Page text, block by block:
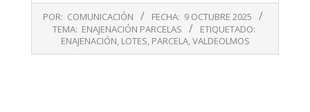
10-
POR: COMUNICACIÓN FECHA: 9 OCTUBRE 2025
TEMA: ENAJENACIÓN PARCELAS
ETIQUETADO:
ENAJENACIÓN, LOTES, PARCELA,VALDEOLMOS